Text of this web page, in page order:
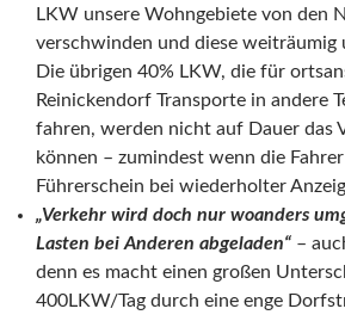
LKW unsere Wohngebiete von den
verschwinden und diese weiträumig
Die übrigen 40% LKW, die für
Reinickendorf Transporte in andere
fahren, werden nicht auf Dauer das
können – zumindest wenn die
Führerschein bei wiederholter
„Verkehr wird doch nur woanders
Lasten bei Anderen abgeladen“ –
denn es macht einen großen
400LKW/Tag durch eine enge